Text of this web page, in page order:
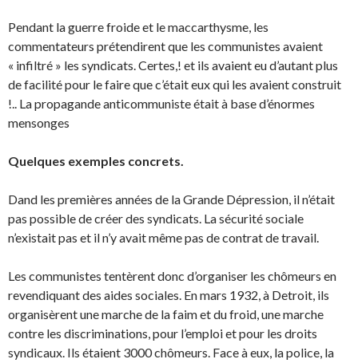
Pendant la guerre froide et le maccarthysme, les
commentateurs prétendirent que les communis­tes avaient
« infiltré » les syndicats. Certes,! et ils avaient eu d’autant plus
de facilité pour le faire que c’était eux qui les avaient construit
!.. La propagande anticommuniste était à base d’énormes
mensonges
Quelques exemples concrets.
Dand les premières années de la Grande Dépression, il n’était
pas possible de créer des syndicats. La sécurité sociale
n’existait pas et il n’y avait même pas de contrat de travail.
Les communistes tentèrent donc d’organiser les chômeurs en
revendiquant des aides sociales. En mars 1932, à Detroit, ils
organisèrent une marche de la faim et du froid, une marche
contre les discriminations, pour l’emploi et pour les droits
syndicaux. Ils étaient 3000 chômeurs. Face à eux, la police, la